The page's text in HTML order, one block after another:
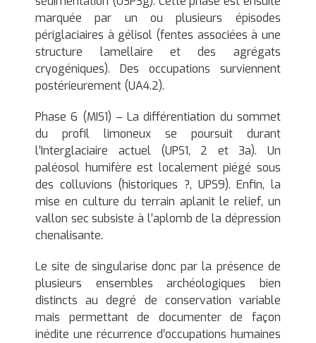
marquée par un ou plusieurs épisodes
périglaciaires à gélisol (fentes associées à une
structure lamellaire et des agrégats
cryogéniques). Des occupations surviennent
postérieurement (UA4.2).
Phase 6 (MIS1) – La différentiation du sommet
du profil limoneux se poursuit durant
l’Interglaciaire actuel (UPS1, 2 et 3a). Un
paléosol humifère est localement piégé sous
des colluvions (historiques ?, UPS9). Enfin, la
mise en culture du terrain aplanit le relief, un
vallon sec subsiste à l’aplomb de la dépression
chenalisante.
Le site de singularise donc par la présence de
plusieurs ensembles archéologiques bien
distincts au degré de conservation variable
mais permettant de documenter de façon
inédite une récurrence d’occupations humaines